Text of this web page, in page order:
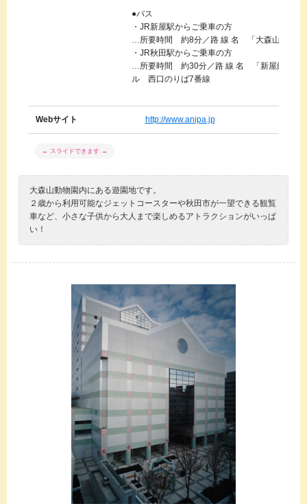
●バス
・JR新屋駅からご乗車の方
…所要時間 約8分／路 線 名 「大森山公園線
・JR秋田駅からご乗車の方
…所要時間 約30分／路 線 名 「新屋線／大
ル 西口のりば7番線
Webサイト http://www.anipa.jp
大森山動物園内にある遊園地です。
２歳から利用可能なジェットコースターや秋田市が一望できる観覧
車など、小さな子供から大人まで楽しめるアトラクションがいっぱ
い！